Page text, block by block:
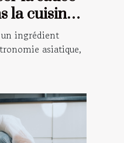
la cuisine
un ingrédient
asiatique,